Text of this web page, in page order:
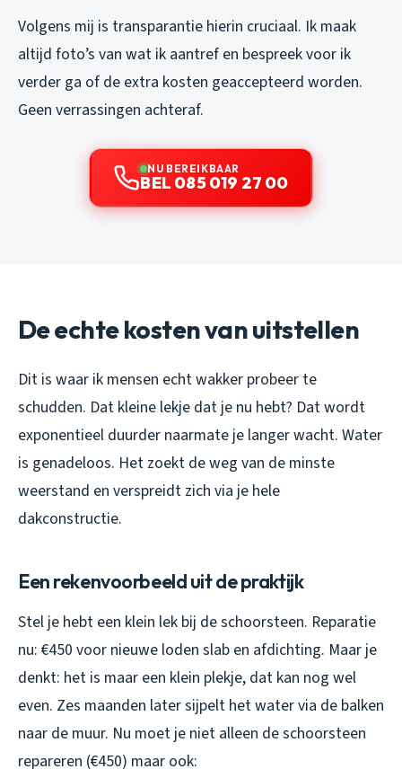
Volgens mij is transparantie hierin cruciaal. Ik maak
altijd foto’s van wat ik aantref en bespreek voor ik
verder ga of de extra kosten geaccepteerd worden.
Geen verrassingen achteraf.
NU BEREIKBAAR
BEL 085 019 27 00
De echte kosten van uitstellen
Dit is waar ik mensen echt wakker probeer te
schudden. Dat kleine lekje dat je nu hebt? Dat wordt
exponentieel duurder naarmate je langer wacht. Water
is genadeloos. Het zoekt de weg van de minste
weerstand en verspreidt zich via je hele
dakconstructie.
Een rekenvoorbeeld uit de praktijk
Stel je hebt een klein lek bij de schoorsteen. Reparatie
nu: €450 voor nieuwe loden slab en afdichting. Maar je
denkt: het is maar een klein plekje, dat kan nog wel
even. Zes maanden later sijpelt het water via de balken
naar de muur. Nu moet je niet alleen de schoorsteen
repareren (€450) maar ook: